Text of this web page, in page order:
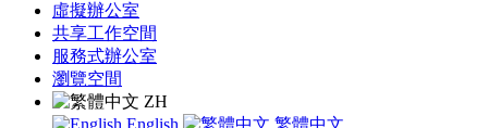
虛擬辦公室
共享工作空間
服務式辦公室
瀏覽空間
ZH
English
繁體中文